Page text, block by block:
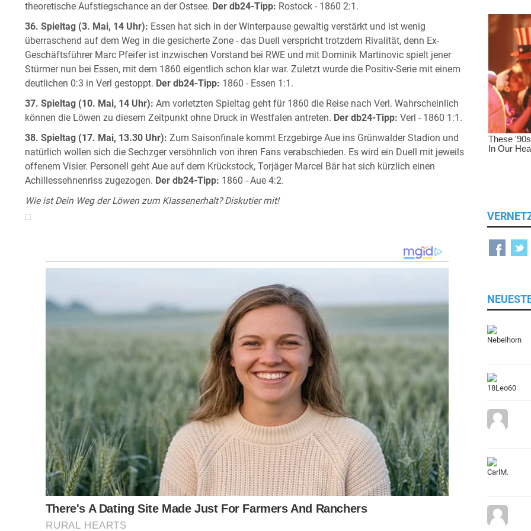
theoretische Aufstiegschance an der Ostsee. Der db24-Tipp: Rostock - 1860 2:1.
36. Spieltag (3. Mai, 14 Uhr): Essen hat sich in der Winterpause gewaltig verstärkt und ist wenig
überraschend auf dem Weg in die gesicherte Zone - das Duell verspricht trotzdem Rivalität, denn Ex-
Geschäftsführer Marc Pfeifer ist inzwischen Vorstand bei RWE und mit Dominik Martinovic spielt jener
Stürmer nun bei Essen, mit dem 1860 eigentlich schon klar war. Zuletzt wurde die Positiv-Serie mit einem
deutlichen 0:3 in Verl gestoppt. Der db24-Tipp: 1860 - Essen 1:1.
37. Spieltag (10. Mai, 14 Uhr): Am vorletzten Spieltag geht für 1860 die Reise nach Verl. Wahrscheinlich
können die Löwen zu diesem Zeitpunkt ohne Druck in Westfalen antreten. Der db24-Tipp: Verl - 1860 1:1.
38. Spieltag (17. Mai, 13.30 Uhr): Zum Saisonfinale kommt Erzgebirge Aue ins Grünwalder Stadion und
natürlich wollen sich die Sechzger versöhnlich von ihren Fans verabschieden. Es wird ein Duell mit jeweils
offenem Visier. Personell geht Aue auf dem Krückstock, Torjäger Marcel Bär hat sich kürzlich einen
Achillessehnenriss zugezogen. Der db24-Tipp: 1860 - Aue 4:2.
Wie ist Dein Weg der Löwen zum Klassenerhalt? Diskutier mit!